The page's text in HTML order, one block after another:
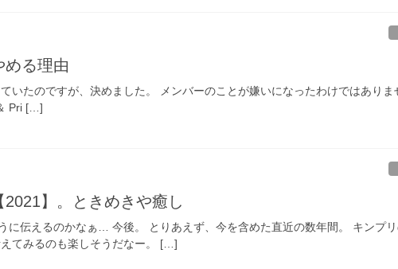
める理由
いたのですが、決めました。 メンバーのことが嫌いになったわけではありま
Pri […]
】。ときめきや癒し
に伝えるのかなぁ… 今後。 とりあえず、今を含めた直近の数年間。 キンプ
てみるのも楽しそうだなー。 […]